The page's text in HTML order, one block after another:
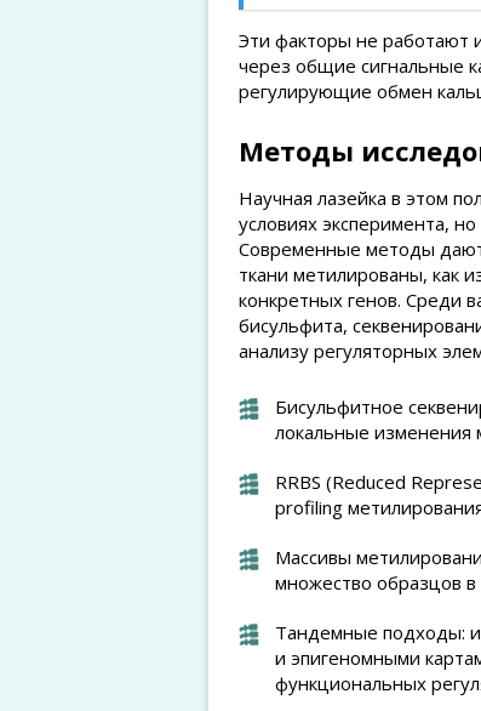
Эти факторы не работают
через общие сигнальные
регулирующие обмен
Методы
Научная лазейка в этом
условиях эксперимента,
Современные методы
ткани метилированы, как
конкретных генов. Среди
бисульфита,
анализу регуляторных
Бисульфитное
локальные изменения
RRBS (Reduced
profiling
Массивы
множество образцов в
Тандемные подходы:
и эпигеномными
функциональных